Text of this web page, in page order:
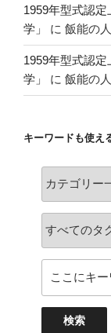
1959年型式認
学」
に 飯能の人
1959年型式認
学」
に 飯能の人
キーワードも使え